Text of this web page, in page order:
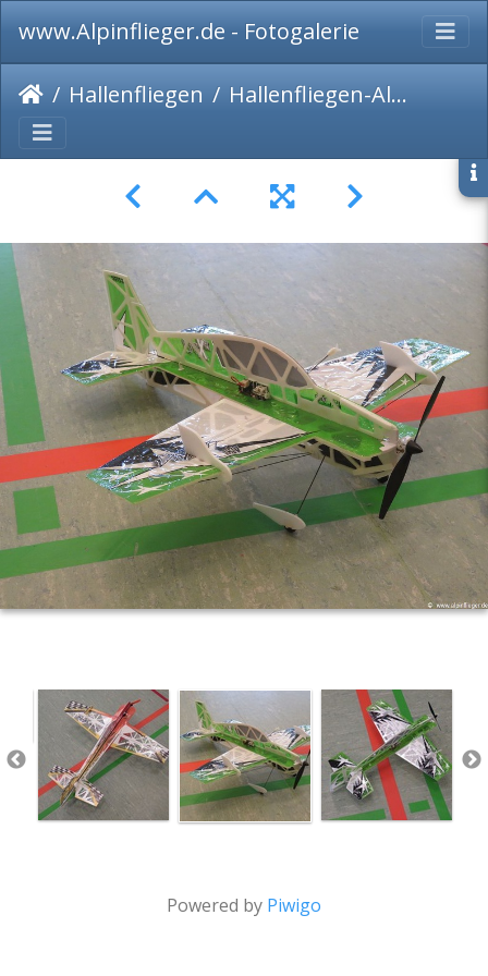
www.Alpinflieger.de - Fotogalerie
Hallenfliegen Hallenfliegen-Alling-013
Powered by Piwigo